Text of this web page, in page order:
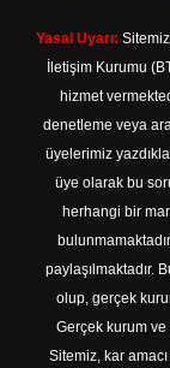
Yasal Uyarı:
İletişim Kurumu
hizmet
denetleme veya
üyelerimiz
üye olarak bu
herhangi bir
paylaşılmaktadır.
olup, gerçek
Gerçek kurum
Sitemiz, kar